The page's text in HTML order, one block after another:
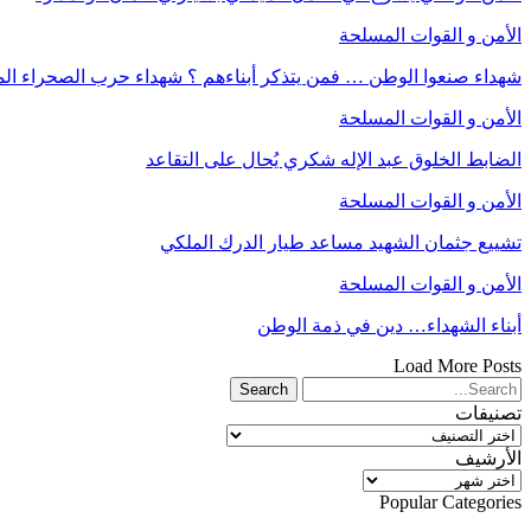
الأمن و القوات المسلحة
شهداء صنعوا الوطن … فمن يتذكر أبناءهم ؟ شهداء حرب الصحراء
الأمن و القوات المسلحة
الضابط الخلوق عبد الإله شكري يُحال على التقاعد
الأمن و القوات المسلحة
تشييع جثمان الشهيد مساعد طيار الدرك الملكي
الأمن و القوات المسلحة
أبناء الشهداء… دين في ذمة الوطن
Load More Posts
تصنيفات
تصنيفات
الأرشيف
الأرشيف
Popular Categories